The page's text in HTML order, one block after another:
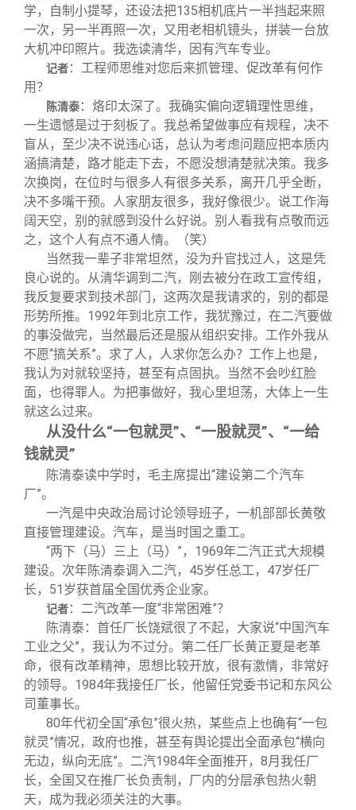
学，自制小提琴，还设法把135相机底片一半挡起来照
一次，另一半再照一次，又用老相机镜头，拼装一台放
大机冲印照片。我选读清华，因有汽车专业。
记者：工程师思维对您后来抓管理、促改革有何作
用？
陈清泰：烙印太深了。我确实偏向逻辑理性思维，
一生遗憾是过于刻板了。我总希望做事应有规程，决不
盲从，至少决不说违心话，总认为考虑问题应把本质内
涵搞清楚，路才能走下去，不愿没想清楚就决策。我多
次换岗，在位时与很多人有很多关系，离开几乎全断，
决不多嘴干预。人家朋友很多，我好像很少。说工作海
阔天空，别的就感到没什么好说。别人看我有点敬而远
之，这个人有点不通人情。（笑）
当然我一辈子非常坦然，没为升官找过人，这是凭
良心说的。从清华调到二汽，刚去被分在政工宣传组，
我反复要求到技术部门，这两次是我请求的，别的都是
形势所推。1992年到北京工作，我犹豫过，在二汽要做
的事没做完，当然最后还是服从组织安排。工作外我从
不愿“搞关系”。求了人，人求你怎么办？工作上也是，
我认为对就较坚持，甚至有点固执。当然不会吵红脸
面，也得罪人。为把事做好，我心里坦荡，大体上一生
就这么过来。
从没什么“一包就灵”、“一股就灵”、“一给
钱就灵”
陈清泰读中学时，毛主席提出“建设第二个汽车
厂”。
一汽是中央政治局讨论领导班子，一机部部长黄敬
直接管理建设。汽车，是当时国之重工。
“两下（马）三上（马）”，1969年二汽正式大规模
建设。次年陈清泰调入二汽，45岁任总工，47岁任厂
长，51岁获首届全国优秀企业家。
记者：二汽改革一度“非常困难”？
陈清泰：首任厂长饶斌很了不起，大家说“中国汽车
工业之父”，我认为不过分。第二任厂长黄正夏是老革
命，很有改革精神，思想比较开放，很有激情，非常好
的领导。1984年我接任厂长，他留任党委书记和东风公
司董事长。
80年代初全国“承包”很火热，某些点上也确有“一包
就灵”情况，政府也推，甚至有舆论提出全面承包“横向
无边，纵向无底”。二汽1984年全面推开，8月我任厂
长，全国又在推厂长负责制，厂内的分层承包热火朝
天，成为我必须关注的大事。